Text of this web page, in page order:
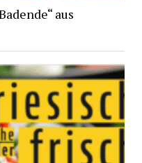
aus